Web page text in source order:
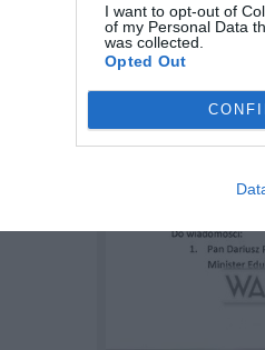
I want to opt-out of
of my Personal Data
was collected.
Opted Out